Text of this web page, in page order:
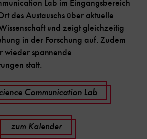
Lab im Eingangsbereich
des Austauschs über aktuelle
und zeigt gleichzeitig
in der Forschung auf. Zudem
wieder spannende
statt.
Communication Lab
zum Kalender